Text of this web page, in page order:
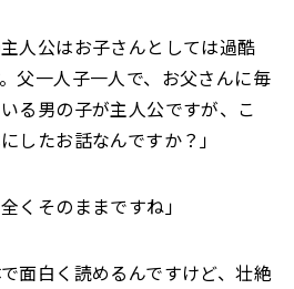
人公はお子さんとしては過酷
父一人子一人で、お父さんに毎
る男の子が主人公ですが、こ
したお話なんですか？」
くそのままですね」
面白く読めるんですけど、壮絶